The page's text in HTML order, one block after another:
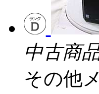
中古商
その他